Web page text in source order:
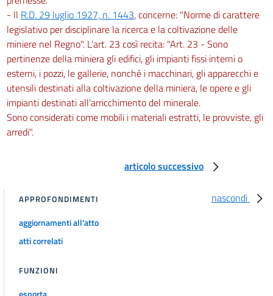
- Il R.D. 29 luglio 1927, n. 1443, concerne: "Norme di carattere
legislativo per disciplinare la ricerca e la coltivazione delle
miniere nel Regno". L'art. 23 così recita: "Art. 23 - Sono
pertinenze della miniera gli edifici, gli impianti fissi interni o
esterni, i pozzi, le gallerie, nonché i macchinari, gli apparecchi e
utensili destinati alla coltivazione della miniera, le opere e gli
impianti destinati all'arricchimento del minerale.
Sono considerati come mobili i materiali estratti, le provviste, gli
arredi".
articolo successivo
nascondi
APPROFONDIMENTI
aggiornamenti all'atto
atti correlati
FUNZIONI